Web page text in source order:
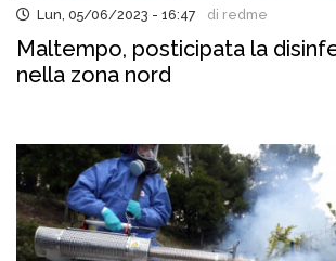
Lun, 05/06/2023 - 16:47 di redme
Maltempo, posticipata la
nella zona nord